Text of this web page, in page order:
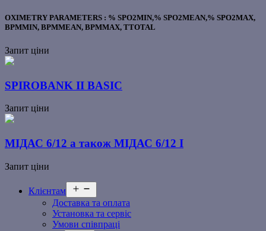
OXIMETRY PARAMETERS : % SPO2MIN,% SPO2MEAN,% SPO2MAX,
BPMMIN, BPMMEAN, BPMMAX, TTOTAL
Запит ціни
SPIROBANK II BASIC
Запит ціни
МІДАС 6/12 а також МІДАС 6/12 І
Запит ціни
Клієнтам
меню
Доставка та оплата
Установка та сервіс
Умови співпраці